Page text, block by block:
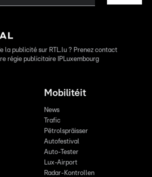
la publicité sur RTL.lu ? Prenez contact
régie publicitaire IPLuxembourg
Mobilitéit
News
Trafic
Pëtrolspräisser
Autofestival
Auto-Tester
Lux-Airport
Radar-Kontrollen